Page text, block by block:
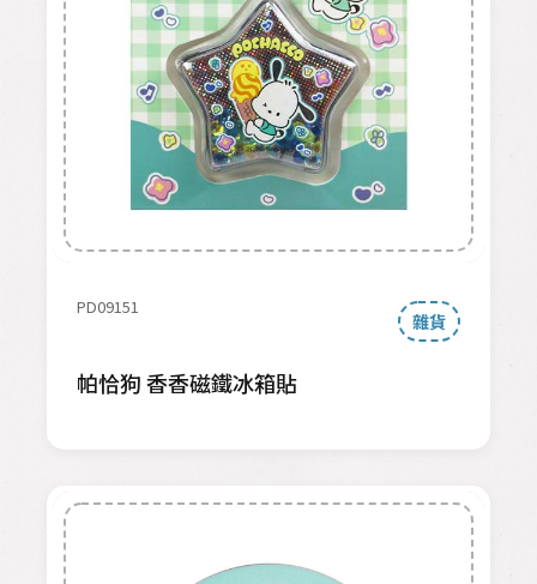
PD09151
雜貨
帕恰狗 香香磁鐵冰箱貼